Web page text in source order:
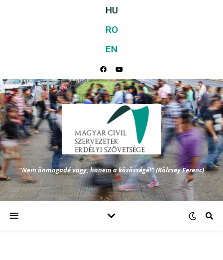
HU
RO
EN
"Nem önmagadé vagy, hanem a közösségé!" (Kölcsey Ferenc)